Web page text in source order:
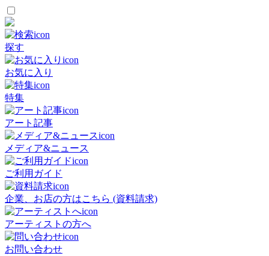
探す
お気に入り
特集
アート記事
メディア&ニュース
ご利用ガイド
企業、お店の方はこちら (資料請求)
アーティストの方へ
お問い合わせ